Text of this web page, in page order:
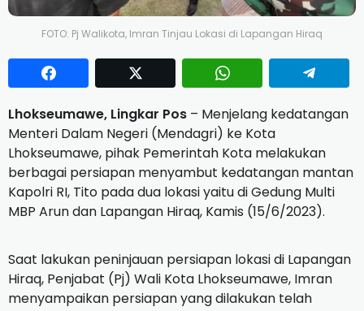
FOTO: Pj Walikota, Imran Tinjau Lokasi di Lapangan Hiraq
Lhokseumawe, Lingkar Pos – Menjelang kedatangan
Menteri Dalam Negeri (Mendagri) ke Kota
Lhokseumawe, pihak Pemerintah Kota melakukan
berbagai persiapan menyambut kedatangan mantan
Kapolri RI, Tito pada dua lokasi yaitu di Gedung Multi
MBP Arun dan Lapangan Hiraq, Kamis (15/6/2023).
Saat lakukan peninjauan persiapan lokasi di Lapangan
Hiraq, Penjabat (Pj) Wali Kota Lhokseumawe, Imran
menyampaikan persiapan yang dilakukan telah